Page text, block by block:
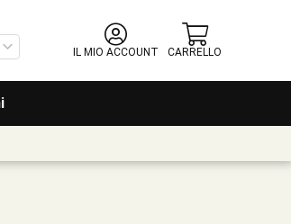
IL MIO ACCOUNT
CARRELLO